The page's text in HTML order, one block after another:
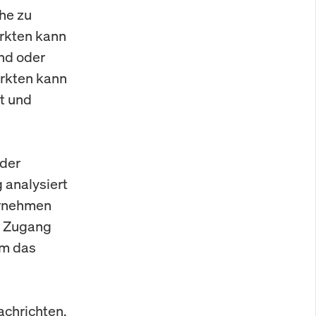
zu
kann
oder
kann
und
analysiert
das